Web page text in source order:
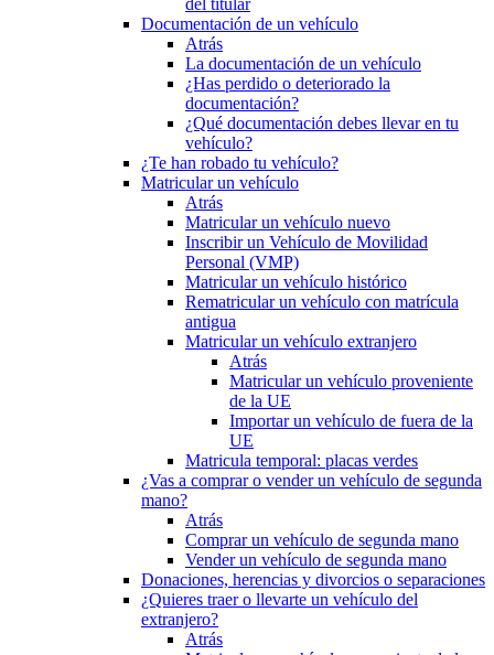
del titular
Documentación de un vehículo
Atrás
La documentación de un vehículo
¿Has perdido o deteriorado la
documentación?
¿Qué documentación debes llevar en tu
vehículo?
¿Te han robado tu vehículo?
Matricular un vehículo
Atrás
Matricular un vehículo nuevo
Inscribir un Vehículo de Movilidad
Personal (VMP)
Matricular un vehículo histórico
Rematricular un vehículo con matrícula
antigua
Matricular un vehículo extranjero
Atrás
Matricular un vehículo proveniente
de la UE
Importar un vehículo de fuera de la
UE
Matricula temporal: placas verdes
¿Vas a comprar o vender un vehículo de segunda
mano?
Atrás
Comprar un vehículo de segunda mano
Vender un vehículo de segunda mano
Donaciones, herencias y divorcios o separaciones
¿Quieres traer o llevarte un vehículo del
extranjero?
Atrás